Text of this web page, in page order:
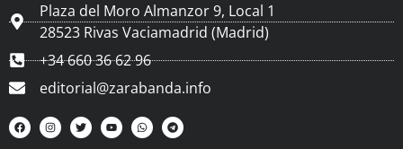
Plaza del Moro Almanzor 9, Local 1
28523 Rivas Vaciamadrid (Madrid)
+34 660 36 62 96
editorial@zarabanda.info